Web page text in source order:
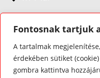
Fontosnak tartjuk
A tartalmak
érdekében sütiket
gombra kattintva
FACEBOOK